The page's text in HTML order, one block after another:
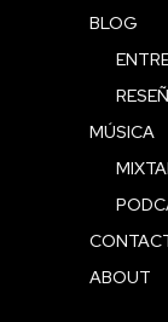
BLOG
MÚSICA
ABOUT